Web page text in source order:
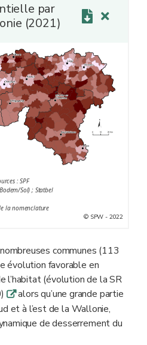
par
(2021)
: SPF
Sol) ; Statbel
la nomenclature
© SPW - 2022
communes (113
évolution favorable en
l’habitat (évolution de la SR
qalors qu’une grande partie
et à l’est de la Wallonie,
de desserrement du